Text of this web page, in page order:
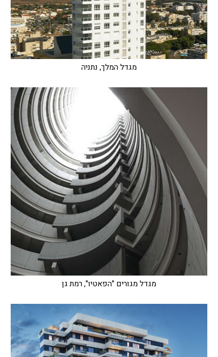
מגדל המלך, נתניה
מגדל מגורים "הפאטיו", רמת גן